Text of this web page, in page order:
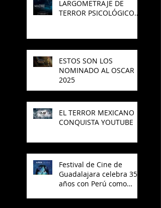
LARGOMETRAJE DE
TERROR PSICOLÓGICO
ESTOS SON LOS
NOMINADO AL OSCAR
2025
EL TERROR MEXICANO
CONQUISTA YOUTUBE
Festival de Cine de
Guadalajara celebra 35
años con Perú como